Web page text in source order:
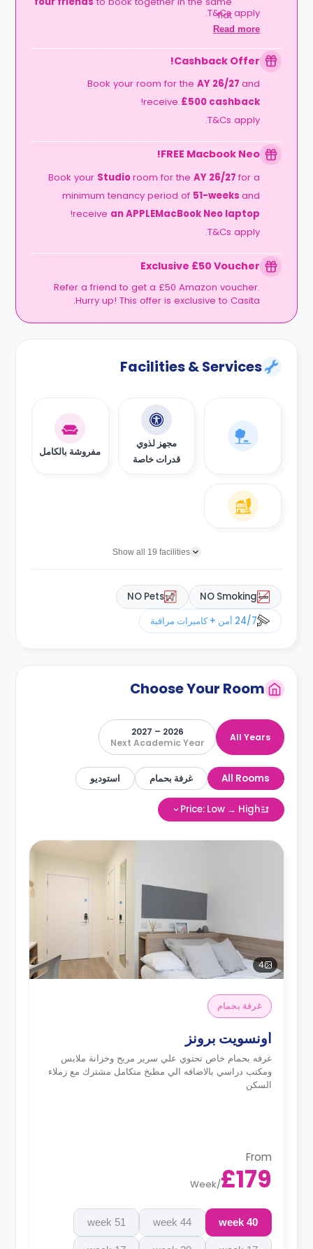
flat.
Lock it in before06
T&Cs apply.
Read more
Cashback Offer!
Book your room for theAY 26/27and
receive £500 cashback
!
T&Cs apply.
FREE Macbook Neo!
Book your Studioroom for theAY 26/27for a
minimum tenancy period of 51-weeksand
receive an APPLEMacBook Neo laptop
!
T&Cs apply.
Exclusive £50 Voucher
Refer a friend to get a £50 Amazon voucher.
Hurry up! This offer is exclusive to Casita.
Facilities & Services
مجهز لذوي
قدرات خاصة
مفروشة بالكامل
Show all 19 facilities
NO Smoking
NO Pets
24/7 أمن + كاميرات مراقبة
Choose Your Room
All Years
2026 – 2027
Next Academic Year
All Rooms غرفة بحمام استوديو
Price: Low → High
4
غرفة بحمام
اونسويت برونز
غرفه بحمام خاص تحتوي علي سرير مريح وخزانة ملابس
ومكتب دراسي بالاضافه الي مطبخ متكامل مشترك مع زملاء
السكن
From
£179
/
Week
40 week
44 week
51 week